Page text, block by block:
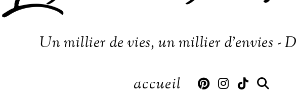
Un millier de vies, un millier d'envies -
accueil